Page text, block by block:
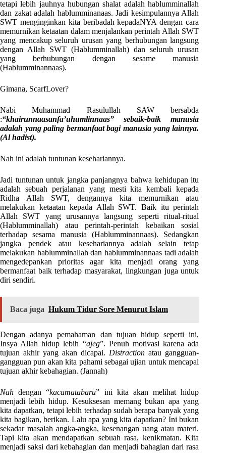
tetapi lebih jauhnya hubungan shalat adalah hablumminallah
dan zakat adalah hablumminanaas. Jadi kesimpulannya Allah
SWT menginginkan kita beribadah kepadaNYA dengan cara
memurnikan ketaatan dalam menjalankan perintah Allah SWT
yang mencakup seluruh urusan yang berhubungan langsung
dengan Allah SWT (Hablumminallah) dan seluruh urusan
yang berhubungan dengan sesame manusia
(Hablumminannaas).
Gimana, ScarfLover?
Nabi Muhammad Rasulullah SAW bersabda
:“khairunnaasanfa’uhumlinnaas” sebaik-baik manusia
adalah yang paling bermanfaat bagi manusia yang lainnya.
(Al hadist).
Nah ini adalah tuntunan kesehariannya.
Jadi tuntunan untuk jangka panjangnya bahwa kehidupan itu
adalah sebuah perjalanan yang mesti kita kembali kepada
Ridha Allah SWT, dengannya kita memurnikan atau
melakukan ketaatan kepada Allah SWT. Baik itu perintah
Allah SWT yang urusannya langsung seperti ritual-ritual
(Hablumminallah) atau perintah-perintah kebaikan sosial
terhadap sesama manusia (Hablumminannaas). Sedangkan
jangka pendek atau kesehariannya adalah selain tetap
melakukan hablumminallah dan hablumminannaas tadi adalah
mengedepankan prioritas agar kita menjadi orang yang
bermanfaat baik terhadap masyarakat, lingkungan juga untuk
diri sendiri.
Baca juga Hukum Tidur Sore Menurut Islam
Dengan adanya pemahaman dan tujuan hidup seperti ini,
Insya Allah hidup lebih “ajeg”. Penuh motivasi karena ada
tujuan akhir yang akan dicapai. Distraction atau gangguan-
gangguan pun akan kita pahami sebagai ujian untuk mencapai
tujuan akhir kebahagian. (Jannah)
Nah dengan “kacamatabaru” ini kita akan melihat hidup
menjadi lebih hidup. Kesuksesan memang bukan apa yang
kita dapatkan, tetapi lebih terhadap sudah berapa banyak yang
kita bagikan, berikan. Lalu apa yang kita dapatkan? Ini bukan
sekadar masalah angka-angka, kesenangan uang atau materi.
Tapi kita akan mendapatkan sebuah rasa, kenikmatan. Kita
menjadi saksi dari kebahagian dan menjadi bahagian dari rasa